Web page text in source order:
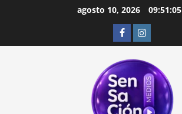
agosto 10, 2026 09:51:07
FacebookInstagram